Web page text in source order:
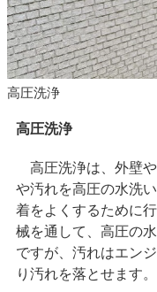
高圧洗浄
高圧洗浄
高圧洗浄は、外壁
や汚れを高圧の水洗
着をよくするために
械を通して、高圧の
ですが、汚れはエン
り汚れを落とせます。